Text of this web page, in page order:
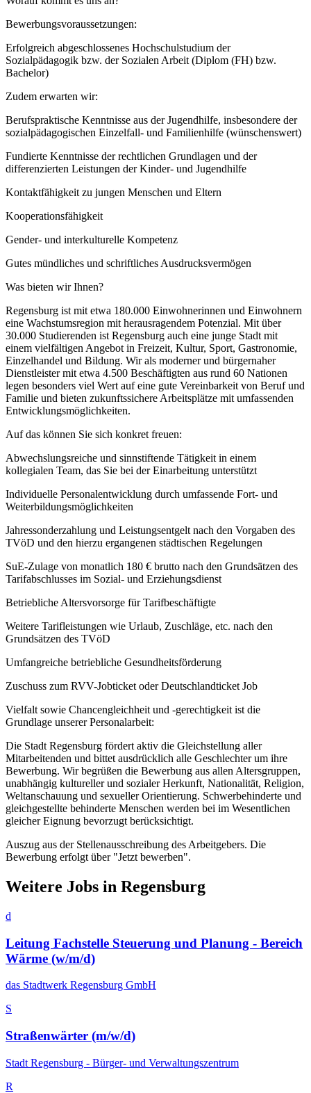
Bewerbungsvoraussetzungen:
Erfolgreich abgeschlossenes Hochschulstudium der
Sozialpädagogik bzw. der Sozialen Arbeit (Diplom (FH) bzw.
Bachelor)
Zudem erwarten wir:
Berufspraktische Kenntnisse aus der Jugendhilfe, insbesondere der
sozialpädagogischen Einzelfall- und Familienhilfe (wünschenswert)
Fundierte Kenntnisse der rechtlichen Grundlagen und der
differenzierten Leistungen der Kinder- und Jugendhilfe
Kontaktfähigkeit zu jungen Menschen und Eltern
Kooperationsfähigkeit
Gender- und interkulturelle Kompetenz
Gutes mündliches und schriftliches Ausdrucksvermögen
Was bieten wir Ihnen?
Regensburg ist mit etwa 180.000 Einwohnerinnen und Einwohnern
eine Wachstumsregion mit herausragendem Potenzial. Mit über
30.000 Studierenden ist Regensburg auch eine junge Stadt mit
einem vielfältigen Angebot in Freizeit, Kultur, Sport, Gastronomie,
Einzelhandel und Bildung. Wir als moderner und bürgernaher
Dienstleister mit etwa 4.500 Beschäftigten aus rund 60 Nationen
legen besonders viel Wert auf eine gute Vereinbarkeit von Beruf und
Familie und bieten zukunftssichere Arbeitsplätze mit umfassenden
Entwicklungsmöglichkeiten.
Auf das können Sie sich konkret freuen:
Abwechslungsreiche und sinnstiftende Tätigkeit in einem
kollegialen Team, das Sie bei der Einarbeitung unterstützt
Individuelle Personalentwicklung durch umfassende Fort- und
Weiterbildungsmöglichkeiten
Jahressonderzahlung und Leistungsentgelt nach den Vorgaben des
TVöD und den hierzu ergangenen städtischen Regelungen
SuE-Zulage von monatlich 180 € brutto nach den Grundsätzen des
Tarifabschlusses im Sozial- und Erziehungsdienst
Betriebliche Altersvorsorge für Tarifbeschäftigte
Weitere Tarifleistungen wie Urlaub, Zuschläge, etc. nach den
Grundsätzen des TVöD
Umfangreiche betriebliche Gesundheitsförderung
Zuschuss zum RVV-Jobticket oder Deutschlandticket Job
Vielfalt sowie Chancengleichheit und -gerechtigkeit ist die
Grundlage unserer Personalarbeit:
Die Stadt Regensburg fördert aktiv die Gleichstellung aller
Mitarbeitenden und bittet ausdrücklich alle Geschlechter um ihre
Bewerbung. Wir begrüßen die Bewerbung aus allen Altersgruppen,
unabhängig kultureller und sozialer Herkunft, Nationalität, Religion,
Weltanschauung und sexueller Orientierung. Schwerbehinderte und
gleichgestellte behinderte Menschen werden bei im Wesentlichen
gleicher Eignung bevorzugt berücksichtigt.
Auszug aus der Stellenausschreibung des Arbeitgebers. Die
Bewerbung erfolgt über "Jetzt bewerben".
Weitere Jobs in Regensburg
d
Leitung Fachstelle Steuerung und Planung - Bereich
Wärme (w/m/d)
das Stadtwerk Regensburg GmbH
S
Straßenwärter (m/w/d)
Stadt Regensburg - Bürger- und Verwaltungszentrum
R